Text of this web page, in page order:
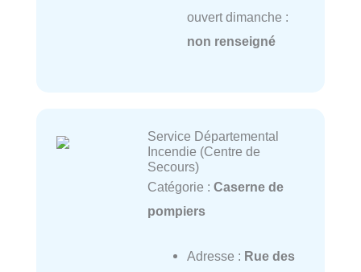
ouvert dimanche :
non renseigné
Service Départemental
Incendie (Centre de
Secours)
Catégorie : Caserne de
pompiers
Adresse : Rue des